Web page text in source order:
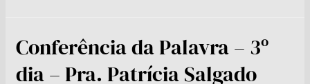
Conferência da Palavra – 3º
dia – Pra. Patrícia Salgado